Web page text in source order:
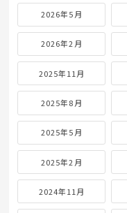
2026年5月
2026年2月
2025年11月
2025年8月
2025年5月
2025年2月
2024年11月